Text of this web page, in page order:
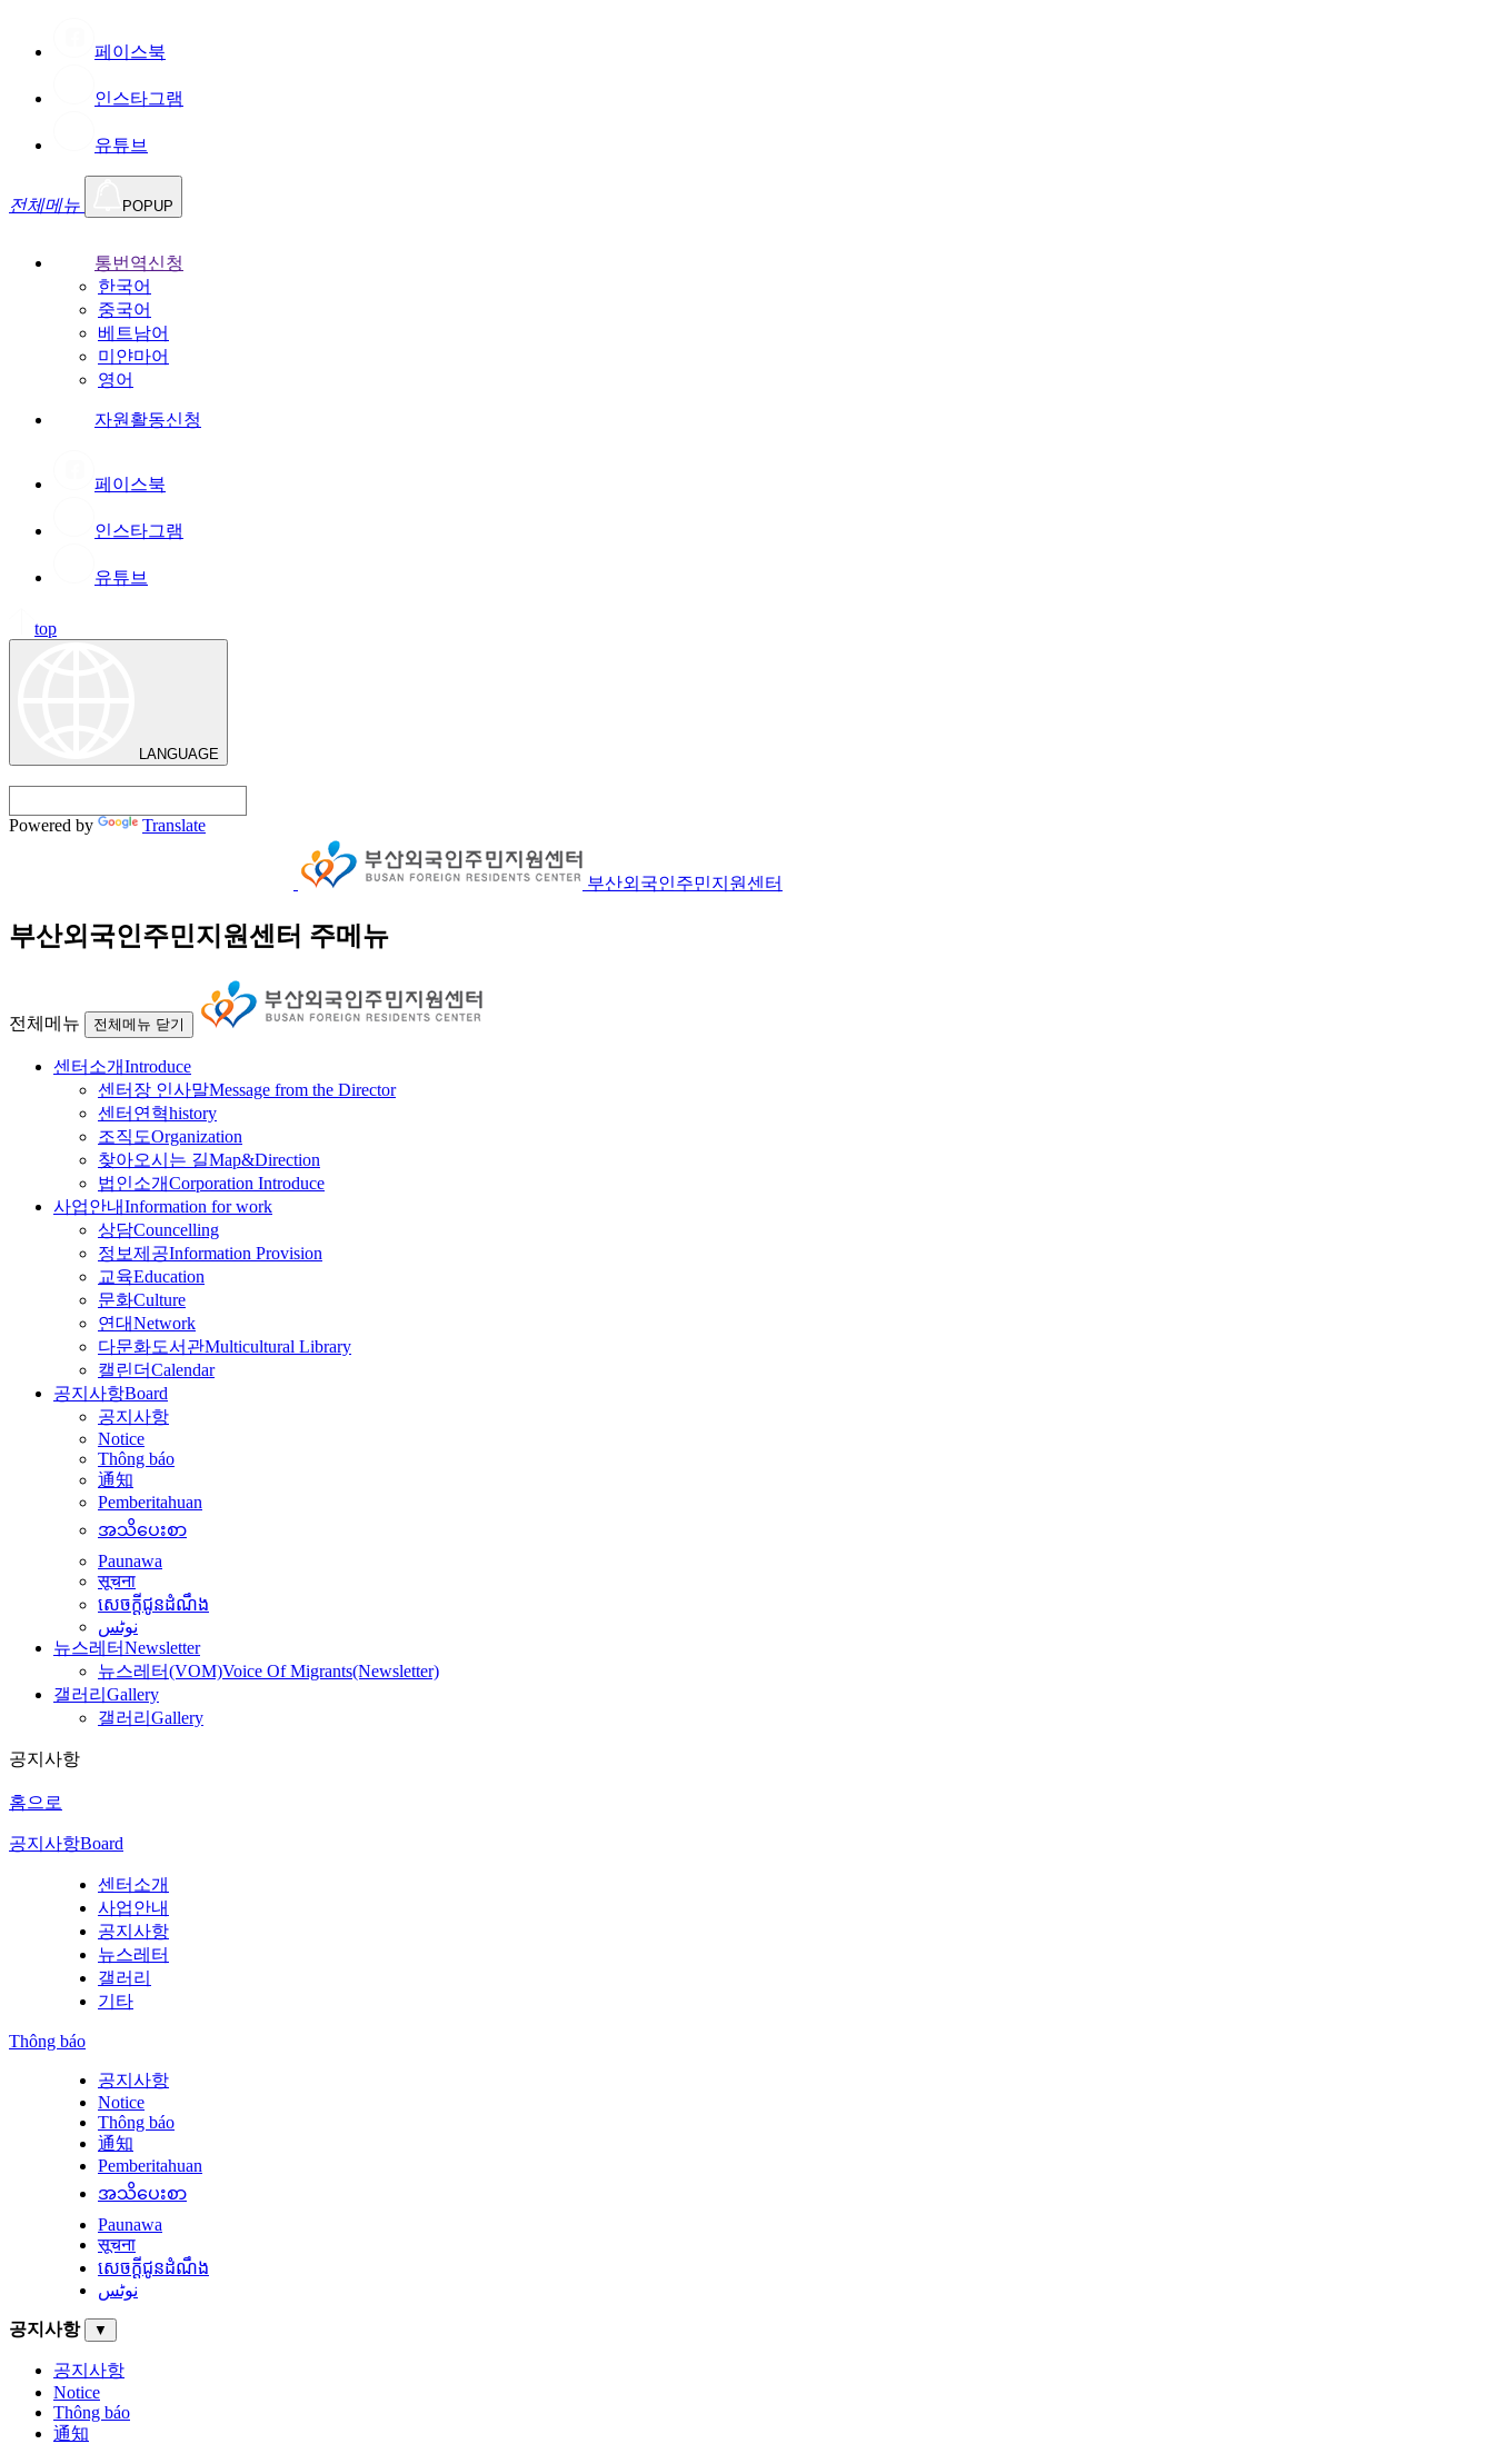
페이스북
인스타그램
유튜브
전체메뉴 POPUP
통번역신청
한국어
중국어
베트남어
미얀마어
영어
자원활동신청
페이스북
인스타그램
유튜브
top
LANGUAGE
Powered by Translate
부산외국인주민지원센터
부산외국인주민지원센터 주메뉴
전체메뉴 전체메뉴 닫기
센터소개Introduce
센터장 인사말Message from the Director
센터연혁history
조직도Organization
찾아오시는 길Map&Direction
법인소개Corporation Introduce
사업안내Information for work
상담Councelling
정보제공Information Provision
교육Education
문화Culture
연대Network
다문화도서관Multicultural Library
캘린더Calendar
공지사항Board
공지사항
Notice
Thông báo
通知
Pemberitahuan
အသိပေးစာ
Paunawa
सूचना
សេចក្តីជូនដំណឹង
نوٹس
뉴스레터Newsletter
뉴스레터(VOM)Voice Of Migrants(Newsletter)
갤러리 Gallery
갤러리 Gallery
공지사항
홈으로
공지사항Board
센터소개
사업안내
공지사항
뉴스레터
갤러리
기타
Thông báo
공지사항
Notice
Thông báo
通知
Pemberitahuan
အသိပေးစာ
Paunawa
सूचना
សេចក្តីជូនដំណឹង
نوٹس
공지사항 ▼
공지사항
Notice
Thông báo
通知